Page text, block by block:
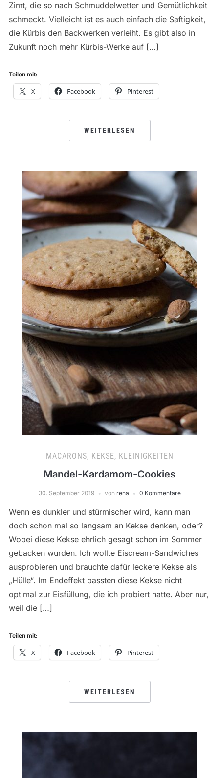
Zimt, die so nach Schmuddelwetter und Gemütlichkeit
schmeckt. Vielleicht ist es auch einfach die Saftigkeit,
die Kürbis den Backwerken verleiht. Es gibt also in
Zukunft noch mehr Kürbis-Werke auf […]
Teilen mit:
X Facebook Pinterest
WEITERLESEN
MACARONS, KEKSE, KLEINIGKEITEN
Mandel-Kardamom-Cookies
30. September 2019 von rena 0 Kommentare
Wenn es dunkler und stürmischer wird, kann man
doch schon mal so langsam an Kekse denken, oder?
Wobei diese Kekse ehrlich gesagt schon im Sommer
gebacken wurden. Ich wollte Eiscream-Sandwiches
ausprobieren und brauchte dafür leckere Kekse als
„Hülle“. Im Endeffekt passten diese Kekse nicht
optimal zur Eisfüllung, die ich probiert hatte. Aber nur,
weil die […]
Teilen mit:
X Facebook Pinterest
WEITERLESEN